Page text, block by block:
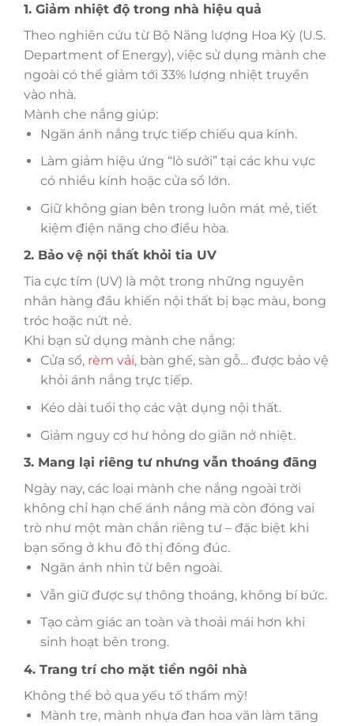
1. Giảm nhiệt độ trong nhà hiệu quả
Theo nghiên cứu từ Bộ Năng lượng Hoa Kỳ (U.S.
Department of Energy), việc sử dụng mành che
ngoài có thể giảm tới 33% lượng nhiệt truyền
vào nhà.
Mành che nắng giúp:
Ngăn ánh nắng trực tiếp chiếu qua kính.
Làm giảm hiệu ứng “lò sưởi” tại các khu vực
có nhiều kính hoặc cửa sổ lớn.
Giữ không gian bên trong luôn mát mẻ, tiết
kiệm điện năng cho điều hòa.
2. Bảo vệ nội thất khỏi tia UV
Tia cực tím (UV) là một trong những nguyên
nhân hàng đầu khiến nội thất bị bạc màu, bong
tróc hoặc nứt nẻ.
Khi bạn sử dụng mành che nắng:
Cửa sổ, rèm vải, bàn ghế, sàn gỗ… được bảo vệ
khỏi ánh nắng trực tiếp.
Kéo dài tuổi thọ các vật dụng nội thất.
Giảm nguy cơ hư hỏng do giãn nở nhiệt.
3. Mang lại riêng tư nhưng vẫn thoáng đãng
Ngày nay, các loại mành che nắng ngoài trời
không chỉ hạn chế ánh nắng mà còn đóng vai
trò như một màn chắn riêng tư – đặc biệt khi
bạn sống ở khu đô thị đông đúc.
Ngăn ánh nhìn từ bên ngoài.
Vẫn giữ được sự thông thoáng, không bí bức.
Tạo cảm giác an toàn và thoải mái hơn khi
sinh hoạt bên trong.
4. Trang trí cho mặt tiền ngôi nhà
Không thể bỏ qua yếu tố thẩm mỹ!
Mành tre, mành nhựa đan hoa văn làm tăng